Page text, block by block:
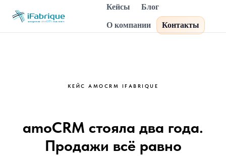
Кейсы Блог
О компании Контакты
КЕЙС AMOCRM IFABRIQUE
amoCRM стояла два года.
Продажи всё равно